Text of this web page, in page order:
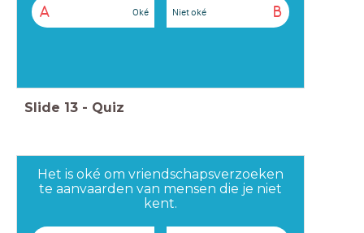
A Oké B
Niet oké
Slide 13 - Quiz
Het is oké om vriendschapsverzoeken
te aanvaarden van mensen die je niet
kent.